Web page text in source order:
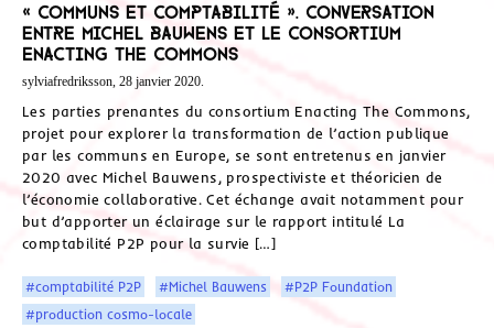
« Communs et comptabilité ». Conversation
entre Michel Bauwens et le consortium
Enacting The Commons
sylviafredriksson, 28 janvier 2020.
Les parties prenantes du consortium Enacting The Commons,
projet pour explorer la transformation de l’action publique
par les communs en Europe, se sont entretenus en janvier
2020 avec Michel Bauwens, prospectiviste et théoricien de
l’économie collaborative. Cet échange avait notamment pour
but d’apporter un éclairage sur le rapport intitulé La
comptabilité P2P pour la survie […]
#comptabilité P2P #Michel Bauwens
#P2P Foundation
#production cosmo-locale